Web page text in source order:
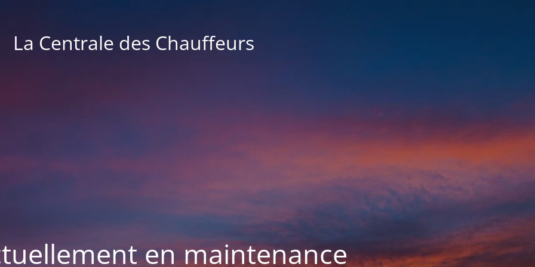
La Centrale des Chauffeurs
en maintenance